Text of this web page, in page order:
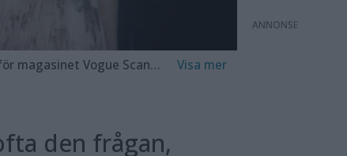
samarbetet med modevärlden. Foto: Alexandrov Klum
den frågan,
ANNONS